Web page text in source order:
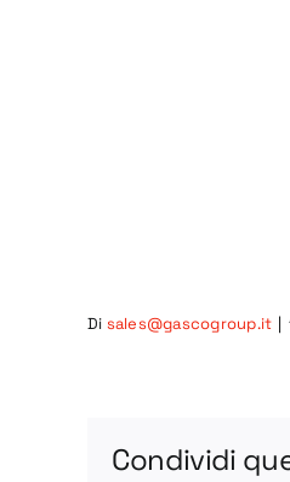
Di sales@gascogroup.it |
Condividi